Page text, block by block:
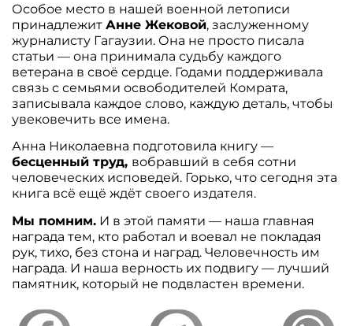
Особое место в нашей военной летописи
принадлежитАнне Жековой, заслуженному
журналисту Гагаузии. Она не просто писала
статьи — она принимала судьбу каждого
ветерана в своё сердце. Годами поддерживала
связь с семьями освободителей Комрата,
записывала каждое слово, каждую деталь, чтобы
увековечить все имена.
Анна Николаевна подготовила книгу —
бесценный труд, вобравший в себя сотни
человеческих исповедей. Горько, что сегодня эта
книга всё ещё ждёт своего издателя.
Мы помним. И в этой памяти — наша главная
награда тем, кто работал и воевал не покладая
рук, тихо, без стона и наград. Человечность им
награда. И наша верность их подвигу — лучший
памятник, который не подвластен времени.